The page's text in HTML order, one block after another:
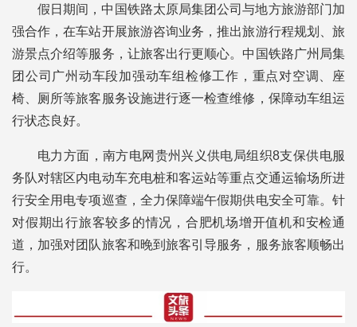
假日期间，中国铁路太原局集团公司与地方旅游部门加
强合作，在车站开展旅游咨询业务，推出旅游行程规划、旅
游景点介绍等服务，让旅客出行更顺心。中国铁路广州局集
团公司广州动车段加强动车组检修工作，重点对空调、座
椅、厕所等旅客服务设施进行逐一检查维修，保障动车组运
行状态良好。
电力方面，南方电网贵州兴义供电局组织8支保供电服
务队对辖区内电动车充电桩和客运站等重点交通运输场所进
行安全用电专项巡查，全力保障端午假期供电安全可靠。针
对假期出行旅客较多的情况，合肥机场增开值机和安检通
道，加强对团队旅客和晚到旅客引导服务，服务旅客顺畅出
行。